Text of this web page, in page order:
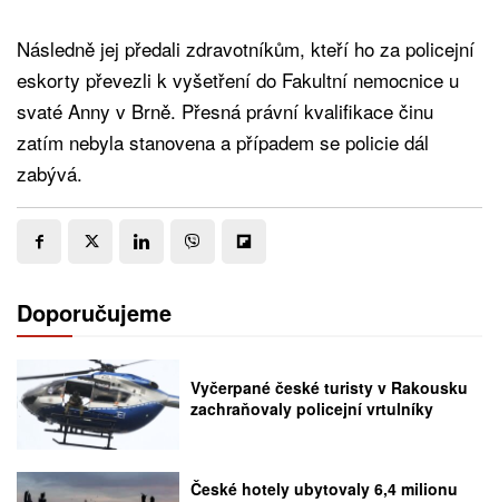
Následně jej předali zdravotníkům, kteří ho za policejní
eskorty převezli k vyšetření do Fakultní nemocnice u
svaté Anny v Brně. Přesná právní kvalifikace činu
zatím nebyla stanovena a případem se policie dál
zabývá.
Doporučujeme
Vyčerpané české turisty v Rakousku
zachraňovaly policejní vrtulníky
České hotely ubytovaly 6,4 milionu